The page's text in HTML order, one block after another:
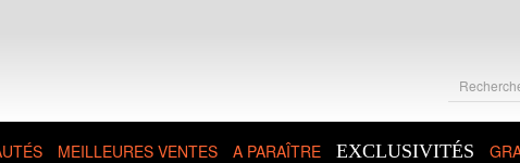
MEILLEURES VENTES A PARAÎTRE EXCLUSIVITÉS